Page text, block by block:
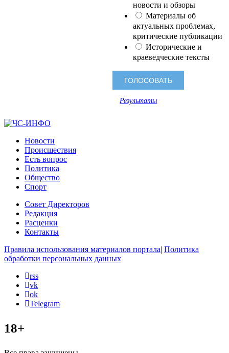
новости и обзоры
Материалы об
актуальных проблемах,
критические публикации
Исторические и
краеведческие тексты
Результаты
Новости
Происшествия
Есть вопрос
Политика
Общество
Спорт
Совет Директоров
Редакция
Расценки
Контакты
Правила использования материалов портала| Политика
обработки персональных данных
rss
vk
ok
Telegram
18+